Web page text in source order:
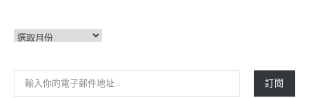
彙
輸入你的電子郵件地址…
訂閱